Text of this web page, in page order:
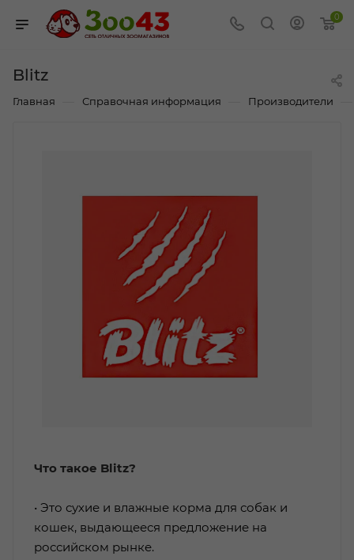
0
Blitz
Главная Справочная информация Производители
Что такое Blitz?
• Это сухие и влажные корма для собак и
кошек, выдающееся предложение на
российском рынке.